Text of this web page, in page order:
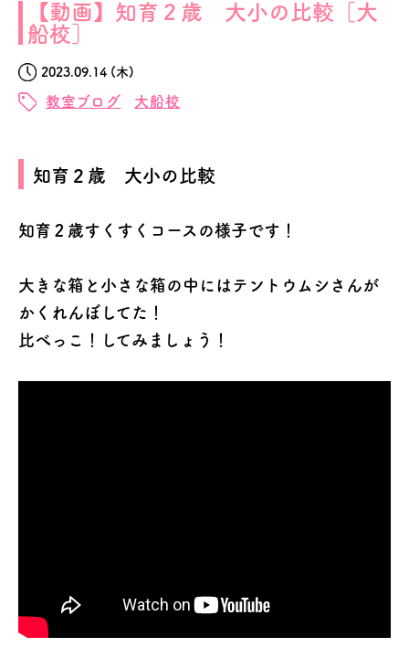
【動画】知育２歳 大小の比較［大
船校］
2023.09.14 (木)
教室ブログ 大船校
知育２歳 大小の比較
知育２歳すくすくコースの様子です！
大きな箱と小さな箱の中にはテントウムシさんが
かくれんぼしてた！
比べっこ！してみましょう！